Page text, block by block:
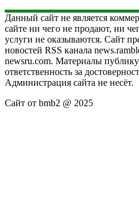
Данный сайт не является
сайте ни чего не продают, ни
услуги не оказываются. Сайт
новостей RSS канала
newsru.com. Материалы
ответственность за
Администрация сайта не несёт.
Сайт от bmb2 @ 2025